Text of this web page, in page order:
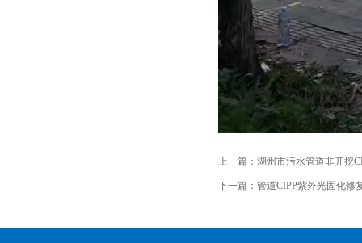
上一篇： 湖州市污水管道非开挖
下一篇： 管道CIPP紫外光固化修